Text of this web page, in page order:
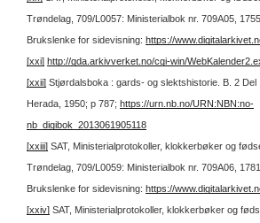
Trøndelag, 709/L0057: Ministerialbok nr. 709A05,
Brukslenke for sidevisning: https://
[xxi] http://gda.arkivverket.no/cgi-win/
[xxii] Stjørdalsboka : gards- og slektshistorie. B. 2 Del
Herada, 1950; p 787; https://urn.nb.no/URN:NBN:no-
nb_digibok_2013061905118
[xxiii] SAT, Ministerialprotokoller, klokkerbøker og
Trøndelag, 709/L0059: Ministerialbok nr. 709A06,
Brukslenke for sidevisning: https://
[xxiv] SAT, Ministerialprotokoller, klokkerbøker og